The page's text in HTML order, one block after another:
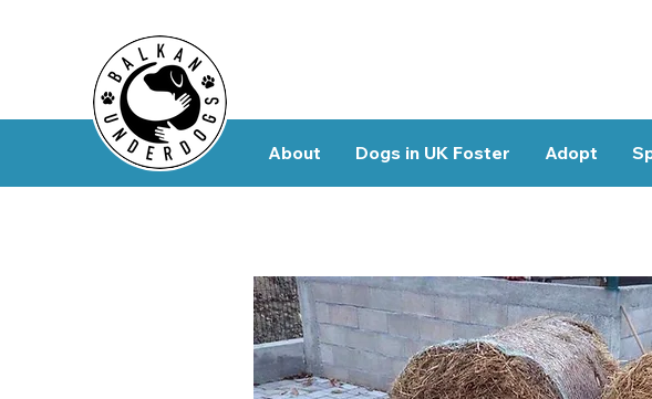
About Dogs in UK Foster Adopt